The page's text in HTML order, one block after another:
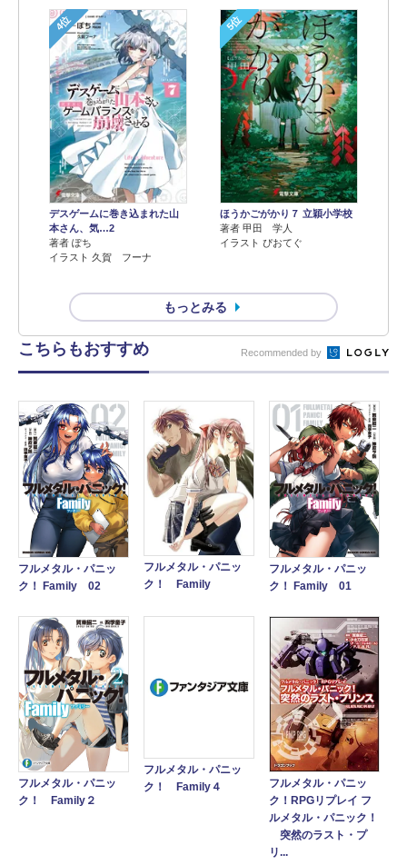
4位
デスゲームに巻き込まれた山
本さん、気…2
著者 ぽち
イラスト 久賀 フーナ
5位
ほうかごがかり７ 立穎小学校
著者 甲田 学人
イラスト ぴおてぐ
もっとみる
こちらもおすすめ Recommended by
フルメタル・パニッ
ク！ Family 02
フルメタル・パニッ
ク！ Family
フルメタル・パニッ
ク！ Family 01
フルメタル・パニッ
ク！ Family２
フルメタル・パニッ
ク！ Family４
フルメタル・パニッ
ク！RPGリプレイ フ
ルメタル・パニック！
突然のラスト・プ
リ...